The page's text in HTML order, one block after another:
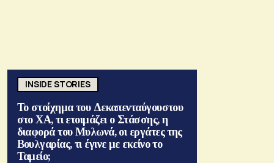
INSIDE STORIES
Το στοίχημα του Δεκαπενταύγουστου
στο ΧΑ, τι ετοιμάζει ο Στάσσης, η
διαφορά του Μυλωνά, οι εργάτες της
Βουλγαρίας, τι έγινε με εκείνο το
Ταμείο;